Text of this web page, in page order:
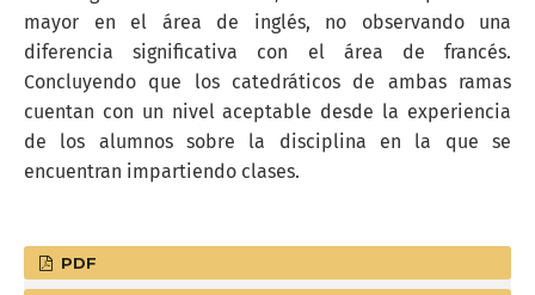
mayor en el área de inglés, no observando una
diferencia significativa con el área de francés.
Concluyendo que los catedráticos de ambas ramas
cuentan con un nivel aceptable desde la experiencia
de los alumnos sobre la disciplina en la que se
encuentran impartiendo clases.
PDF